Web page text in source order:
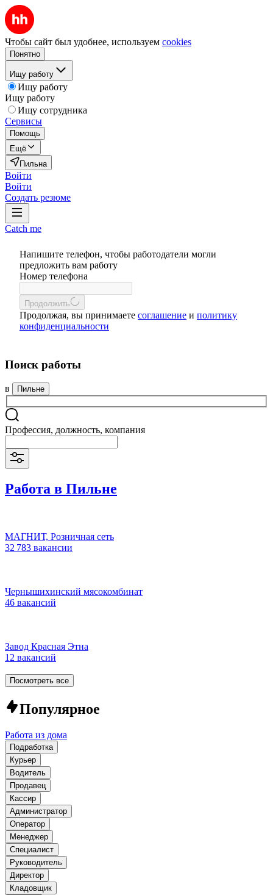
Чтобы сайт был удобнее, используем cookies
Понятно
Ищу работу
Ищу работу
Ищу работу
Ищу сотрудника
Сервисы
Помощь
Ещё
Пильна
Войти
Войти
Создать резюме
Catch me
Напишите телефон, чтобы работодатели могли
предложить вам работу
Номер телефона
Продолжить
Продолжая, вы принимаете соглашение и политику
конфиденциальности
Поиск работы
в Пильне
Профессия, должность, компания
Работа в Пильне
МАГНИТ, Розничная сеть
32 783 вакансии
Чернышихинский мясокомбинат
46 вакансий
Завод Красная Этна
12 вакансий
Посмотреть все
Популярное
Работа из дома
Подработка
Курьер
Водитель
Продавец
Кассир
Администратор
Оператор
Менеджер
Специалист
Руководитель
Директор
Кладовщик